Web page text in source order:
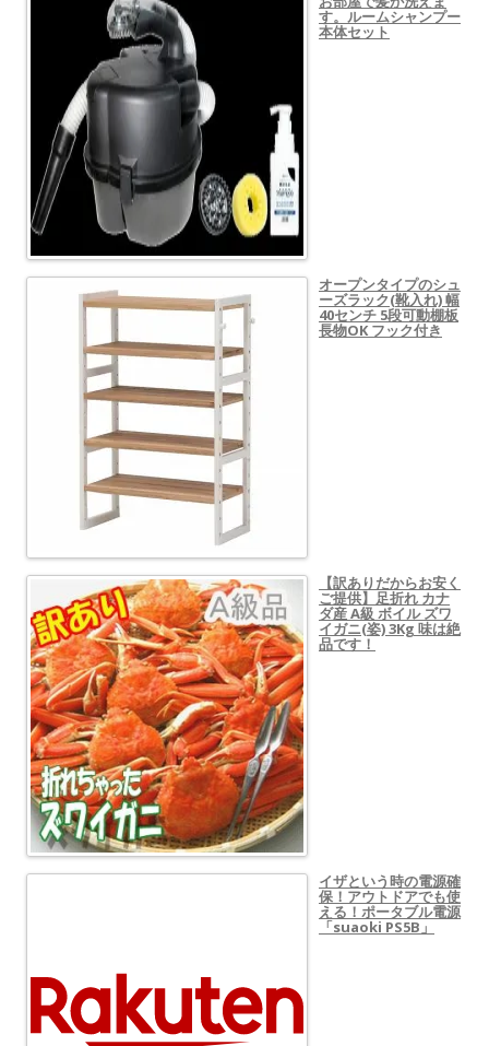
す。ルームシャンプー
本体セット
オープンタイプのシュ
ーズラック(靴入れ) 幅
40センチ 5段可動棚板
長物OK フック付き
【訳ありだからお安く
ご提供】足折れ カナ
ダ産 A級 ボイル ズワ
イガニ(姿) 3Kg 味は絶
品です！
イザという時の電源確
保！アウトドアでも使
える！ポータブル電源
「suaoki PS5B」